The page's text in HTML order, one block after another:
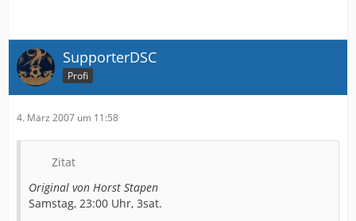
SupporterDSC
Profi
4. März 2007 um 11:58
Zitat
Original von Horst Stapen
Samstag, 23:00 Uhr, 3sat.